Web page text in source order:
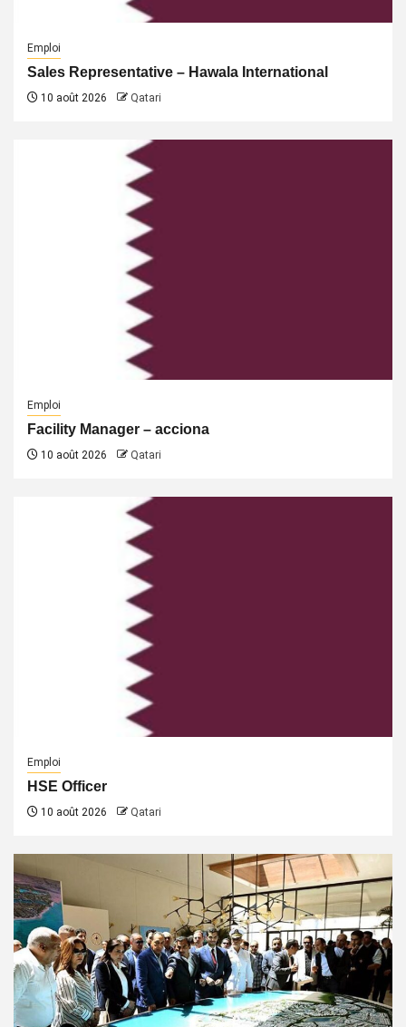
Emploi
Sales Representative – Hawala International
10 août 2026 Qatari
Emploi
Facility Manager – acciona
10 août 2026 Qatari
Emploi
HSE Officer
10 août 2026 Qatari